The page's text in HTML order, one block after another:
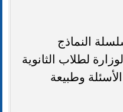
النماذج
لطلاب الثانوية
وطبيعة